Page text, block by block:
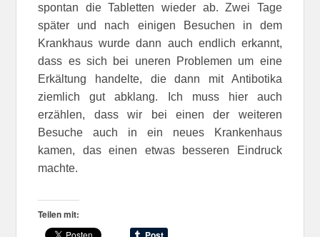
spontan die Tabletten wieder ab. Zwei Tage
später und nach einigen Besuchen in dem
Krankhaus wurde dann auch endlich erkannt,
dass es sich bei uneren Problemen um eine
Erkältung handelte, die dann mit Antibotika
ziemlich gut abklang. Ich muss hier auch
erzählen, dass wir bei einen der weiteren
Besuche auch in ein neues Krankenhaus
kamen, das einen etwas besseren Eindruck
machte.
Teilen mit: